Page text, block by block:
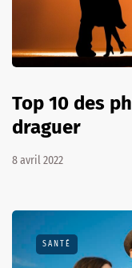
Top 10 des
draguer
8 avril 2022
SANTÉ